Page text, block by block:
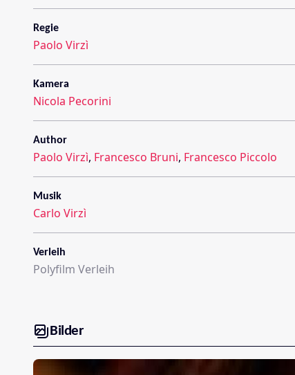
Regie
Paolo Virzì
Kamera
Nicola Pecorini
Author
Paolo Virzì, Francesco Bruni, Francesco Piccolo
Musik
Carlo Virzì
Verleih
Polyfilm Verleih
Bilder